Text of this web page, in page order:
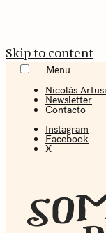
Skip to content
Menu
Nicolás Artusi
Newsletter
Contacto
Instagram
Facebook
X